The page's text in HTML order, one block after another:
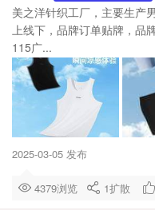
美之洋针织工厂，主要生产
上线下，品牌订单贴牌，品
115广...
2025-03-05 发布
4379浏览 1扩散